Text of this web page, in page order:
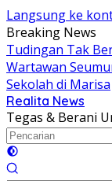
Langsung ke
Breaking News
Tudingan Tak
Wartawan
Sekolah di Marisa
Realita News
Tegas & Berani